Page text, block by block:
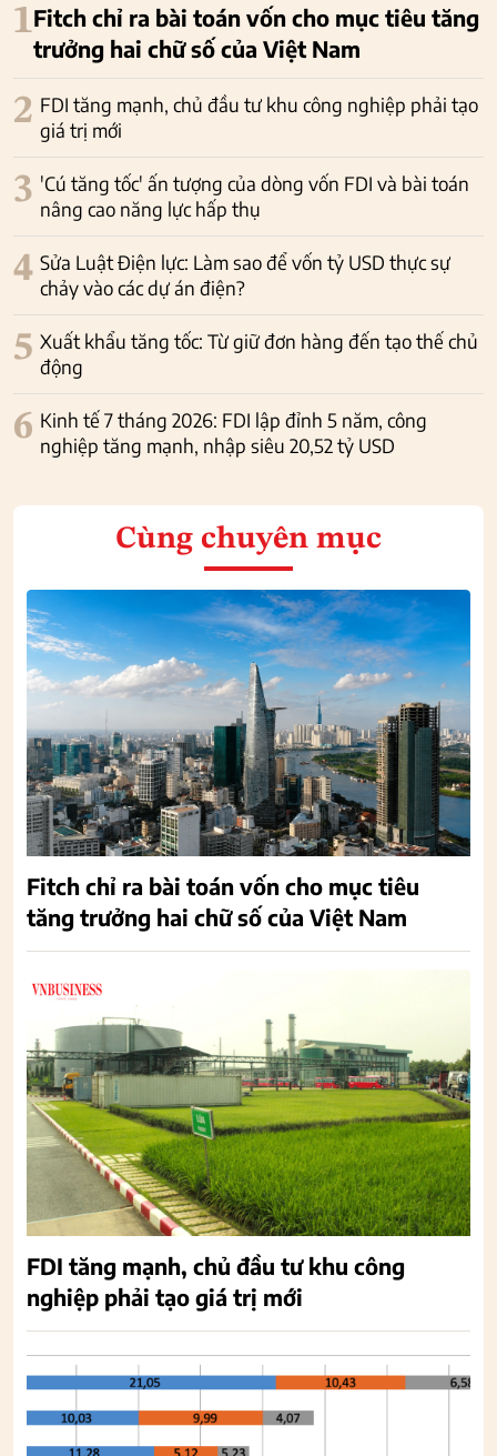
1Fitch chỉ ra bài toán vốn cho mục tiêu tăng
trưởng hai chữ số của Việt Nam
2 FDI tăng mạnh, chủ đầu tư khu công nghiệp phải tạo
giá trị mới
3 'Cú tăng tốc' ấn tượng của dòng vốn FDI và bài toán
nâng cao năng lực hấp thụ
4 Sửa Luật Điện lực: Làm sao để vốn tỷ USD thực sự
chảy vào các dự án điện?
5 Xuất khẩu tăng tốc: Từ giữ đơn hàng đến tạo thế chủ
động
6 Kinh tế 7 tháng 2026: FDI lập đỉnh 5 năm, công
nghiệp tăng mạnh, nhập siêu 20,52 tỷ USD
Cùng chuyên mục
Fitch chỉ ra bài toán vốn cho mục tiêu
tăng trưởng hai chữ số của Việt Nam
FDI tăng mạnh, chủ đầu tư khu công
nghiệp phải tạo giá trị mới